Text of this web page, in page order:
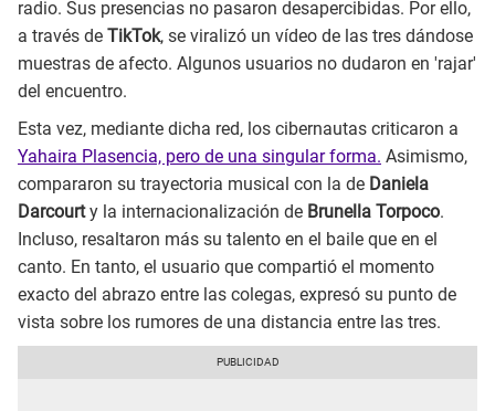
radio. Sus presencias no pasaron desapercibidas. Por ello,
a través de TikTok, se viralizó un vídeo de las tres dándose
muestras de afecto. Algunos usuarios no dudaron en 'rajar'
del encuentro.
Esta vez, mediante dicha red, los cibernautas criticaron a
Yahaira Plasencia, pero de una singular forma. Asimismo,
compararon su trayectoria musical con la de Daniela
Darcourty la internacionalización de Brunella Torpoco.
Incluso, resaltaron más su talento en el baile que en el
canto. En tanto, el usuario que compartió el momento
exacto del abrazo entre las colegas, expresó su punto de
vista sobre los rumores de una distancia entre las tres.